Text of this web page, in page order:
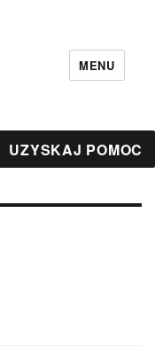
MENU
UZYSKAJ POMOC